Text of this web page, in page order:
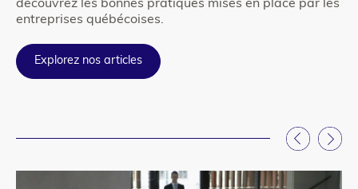
découvrez les bonnes pratiques mises en place par les
entreprises québécoises.
Explorez nos articles